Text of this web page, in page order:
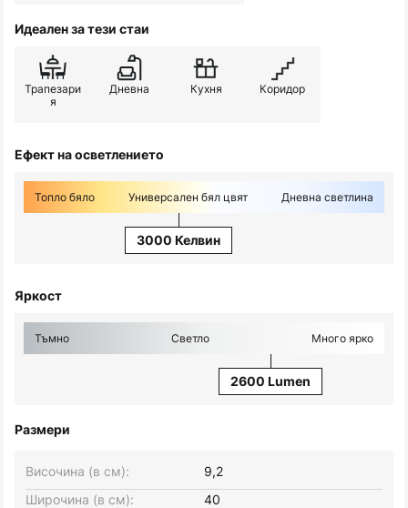
Идеален за тези стаи
Трапезари
я
Дневна Кухня Коридор
Ефект на осветлението
Топло бяло Универсален бял цвят Дневна светлина
3000 Келвин
Яркост
Тъмно Светло Много ярко
2600 Lumen
Размери
Широчина (в см): 40
Височина (в см): 9,2